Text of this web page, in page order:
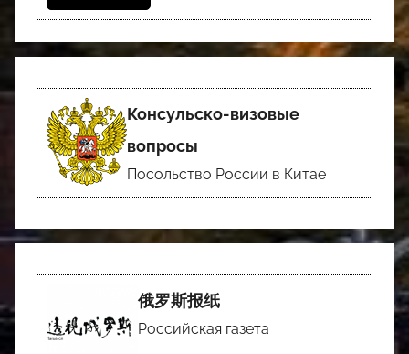
Консульско-визовые
вопросы
Посольство России в Китае
俄罗斯报纸
Российская газета